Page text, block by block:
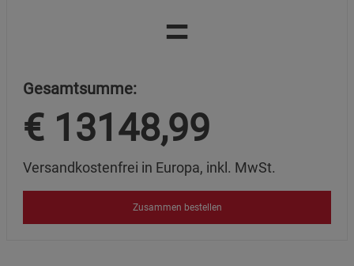
=
Gesamtsumme:
€ 13148,99
Versandkostenfrei in Europa, inkl. MwSt.
Zusammen bestellen